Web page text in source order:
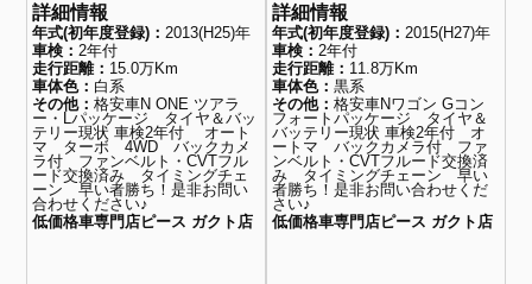
詳細情報
年式(初年度登録)： 2013(H25)年
車検： 2年付
走行距離： 15.0万Km
車体色： 白系
その他：格安車N ONE ツアラ
ー・Lパッケージ タイヤ＆バッ
テリー現状 車検2年付 オート
マ ターボ 4WD バックカメ
ラ付 ファンベルト・CVTフル
ード交換済み タイミングチェ
ーン 早い者勝ち！是非お問い
合わせください♪
低価格車専門店ピース ガクト店
詳細情報
年式(初年度登録)： 2015(H27)年
車検： 2年付
走行距離： 11.8万Km
車体色： 黒系
その他： 格安車Nワゴン Gコン
フォートパッケージ タイヤ＆
バッテリー現状 車検2年付 オ
ートマ バックカメラ付 ファ
ンベルト・CVTフルード交換済
み タイミングチェーン 早い
者勝ち！是非お問い合わせくだ
さい♪
低価格車専門店ピース ガクト店